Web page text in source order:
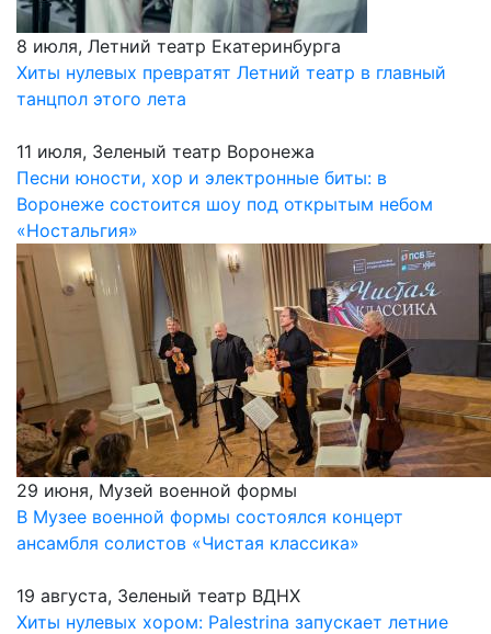
8 июля, Летний театр Екатеринбурга
Хиты нулевых превратят Летний театр в главный
танцпол этого лета
11 июля, Зеленый театр Воронежа
Песни юности, хор и электронные биты: в
Воронеже состоится шоу под открытым небом
«Ностальгия»
29 июня, Музей военной формы
В Музее военной формы состоялся концерт
ансамбля солистов «Чистая классика»
19 августа, Зеленый театр ВДНХ
Хиты нулевых хором: Palestrina запускает летние